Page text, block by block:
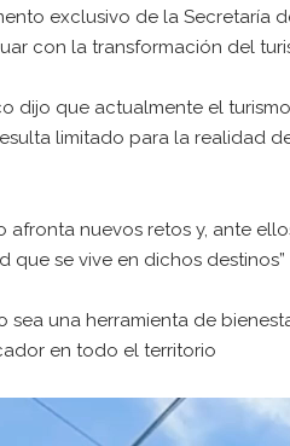
exclusivo de la Secretaría
con la transformación del
dijo que actualmente el
limitado para la realidad
afronta nuevos retos y, ante
que se vive en dichos destinos”
sea una herramienta de
en todo el territorio